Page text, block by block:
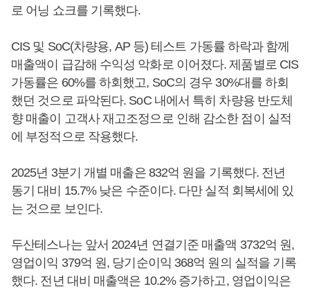
로 어닝 쇼크를 기록했다.
CIS 및 SoC(차량용, AP 등) 테스트 가동률 하락과 함께
매출액이 급감해 수익성 악화로 이어졌다. 제품별로 CIS
가동률은 60%를 하회했고, SoC의 경우 30%대를 하회
했던 것으로 파악된다. SoC 내에서 특히 차량용 반도체
향 매출이 고객사 재고조정으로 인해 감소한 점이 실적
에 부정적으로 작용했다.
2025년 3분기 개별 매출은 832억 원을 기록했다. 전년
동기 대비 15.7% 낮은 수준이다. 다만 실적 회복세에 있
는 것으로 보인다.
두산테스나는 앞서 2024년 연결기준 매출액 3732억 원,
영업이익 379억 원, 당기순이익 368억 원의 실적을 기록
했다. 전년 대비 매출액은 10.2% 증가하고, 영업이익은